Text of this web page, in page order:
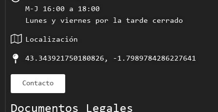
M-J 16:00 a 18:00
Lunes y viernes por la tarde cerrado
Localización
43.343921750180826, -1.7989784286227641
Contacto
Documentos Legales